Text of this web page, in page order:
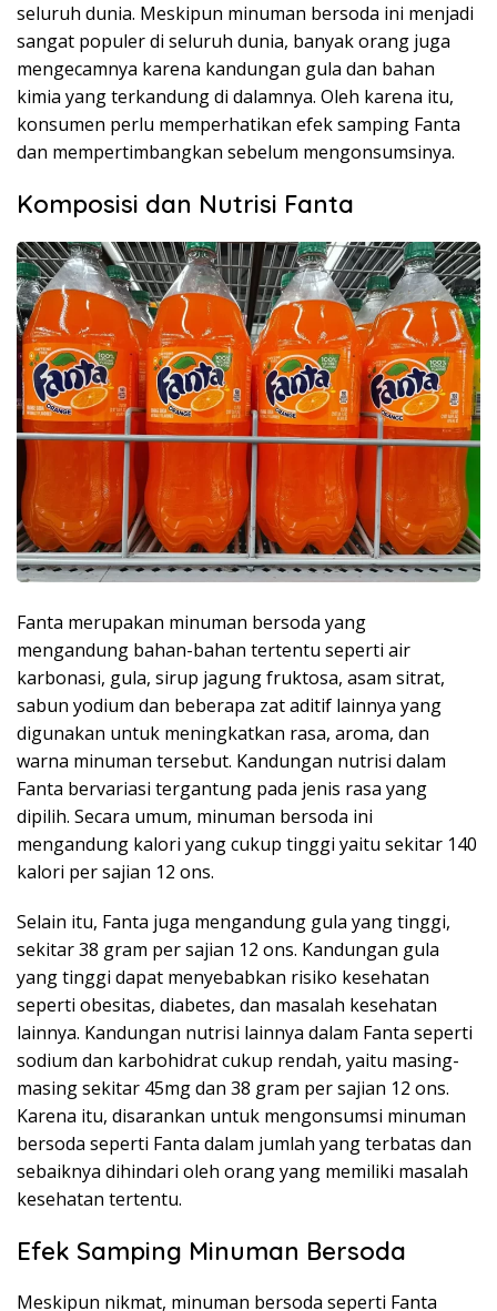
seluruh dunia. Meskipun minuman bersoda ini menjadi
sangat populer di seluruh dunia, banyak orang juga
mengecamnya karena kandungan gula dan bahan
kimia yang terkandung di dalamnya. Oleh karena itu,
konsumen perlu memperhatikan efek samping Fanta
dan mempertimbangkan sebelum mengonsumsinya.
Komposisi dan Nutrisi Fanta
Fanta merupakan minuman bersoda yang
mengandung bahan-bahan tertentu seperti air
karbonasi, gula, sirup jagung fruktosa, asam sitrat,
sabun yodium dan beberapa zat aditif lainnya yang
digunakan untuk meningkatkan rasa, aroma, dan
warna minuman tersebut. Kandungan nutrisi dalam
Fanta bervariasi tergantung pada jenis rasa yang
dipilih. Secara umum, minuman bersoda ini
mengandung kalori yang cukup tinggi yaitu sekitar 140
kalori per sajian 12 ons.
Selain itu, Fanta juga mengandung gula yang tinggi,
sekitar 38 gram per sajian 12 ons. Kandungan gula
yang tinggi dapat menyebabkan risiko kesehatan
seperti obesitas, diabetes, dan masalah kesehatan
lainnya. Kandungan nutrisi lainnya dalam Fanta seperti
sodium dan karbohidrat cukup rendah, yaitu masing-
masing sekitar 45mg dan 38 gram per sajian 12 ons.
Karena itu, disarankan untuk mengonsumsi minuman
bersoda seperti Fanta dalam jumlah yang terbatas dan
sebaiknya dihindari oleh orang yang memiliki masalah
kesehatan tertentu.
Efek Samping Minuman Bersoda
Meskipun nikmat, minuman bersoda seperti Fanta